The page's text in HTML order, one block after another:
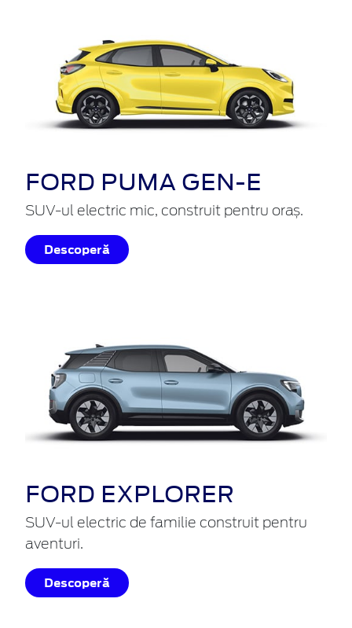
FORD PUMA GEN-E
SUV-ul electric mic, construit pentru oraș.
Descoperă
FORD EXPLORER
SUV-ul electric de familie construit pentru
aventuri.
Descoperă